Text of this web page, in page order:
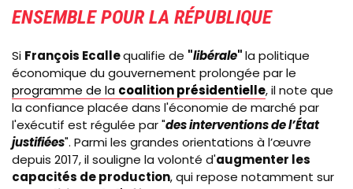
ENSEMBLE POUR LA RÉPUBLIQUE
Si François Ecallequalifie de "libérale"la politique
économique du gouvernement prolongée par le
programme de la coalition présidentielle, il note que
la confiance placée dans l'économie de marché par
l'exécutif est régulée par "desinterventions de l’État
justifiées". Parmi les grandes orientations à l’œuvre
depuis 2017, il souligne la volonté d'augmenter les
capacités de production, qui repose notamment sur